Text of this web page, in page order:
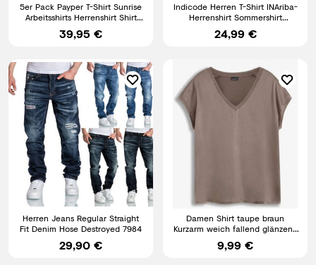
5er Pack Payper T-Shirt Sunrise
Arbeitsshirts Herrenshirt Shirt
Herren T-Shirts
39,95 €
Indicode Herren T-Shirt INAriba-
Herrenshirt Sommershirt
Rundhals Shirt Männer
24,99 €
Herren Jeans Regular Straight
Fit Denim Hose Destroyed 7984
29,90 €
Damen Shirt taupe braun
Kurzarm weich fallend glänzend
schön Gr 36 - 54 neu 5125
9,99 €